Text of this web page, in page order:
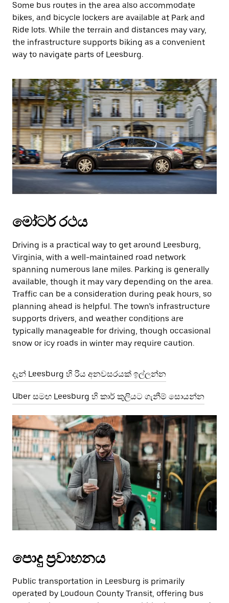
Some bus routes in the area also accommodate
bikes, and bicycle lockers are available at Park and
Ride lots. While the terrain and distances may vary,
the infrastructure supports biking as a convenient
way to navigate parts of Leesburg.
මෝටර් රථය
Driving is a practical way to get around Leesburg,
Virginia, with a well-maintained road network
spanning numerous lane miles. Parking is generally
available, though it may vary depending on the area.
Traffic can be a consideration during peak hours, so
planning ahead is helpful. The town’s infrastructure
supports drivers, and weather conditions are
typically manageable for driving, though occasional
snow or icy roads in winter may require caution.
දැන් Leesburg හි රිය අනවසරයක් ඉල්ලන්න
Uber සමඟ Leesburg හි කාර් කුලියට ගැනීම් සොයන්න
පොදු ප්‍රවාහනය
Public transportation in Leesburg is primarily
operated by Loudoun County Transit, offering bus